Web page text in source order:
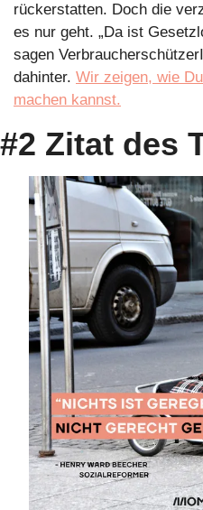
rückerstatten. Doch die
es nur geht. „Da ist
sagen
dahinter. Wir zeigen, wie
machen kannst.
#2 Zitat des